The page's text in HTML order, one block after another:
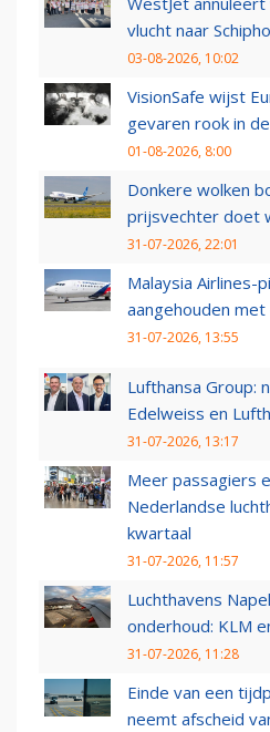
vlucht naar
03-08-2026, 10:02
VisionSafe wijst
gevaren rook in
01-08-2026, 8:00
Donkere wolken
prijsvechter doet
31-07-2026, 22:01
Malaysia Airlines-
aangehouden
31-07-2026, 13:55
Lufthansa Group:
Edelweiss en
31-07-2026, 13:17
Meer passagiers
Nederlandse
kwartaal
31-07-2026, 11:57
Luchthavens
onderhoud: KLM
31-07-2026, 11:28
Einde van een
neemt afscheid